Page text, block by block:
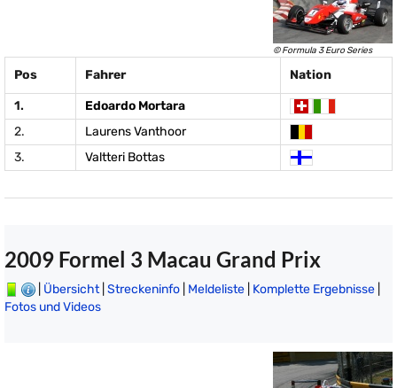
© Formula 3 Euro Series
Pos Fahrer Nation
1.
Edoardo Mortara
2.
Laurens Vanthoor
3.
Valtteri Bottas
2009 Formel 3 Macau Grand Prix
Übersicht| Streckeninfo Meldeliste Komplette Ergebnisse
Fotos und Videos